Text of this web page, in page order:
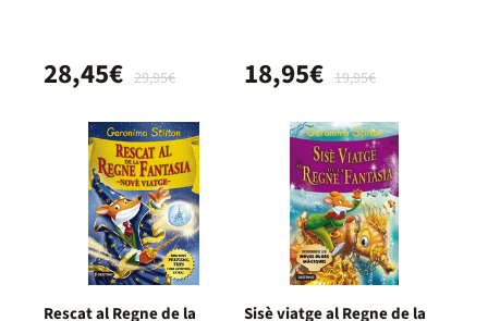
29,95€
28,45€ 19,95€
18,95€
Rescat al Regne de la Sisè viatge al Regne de la